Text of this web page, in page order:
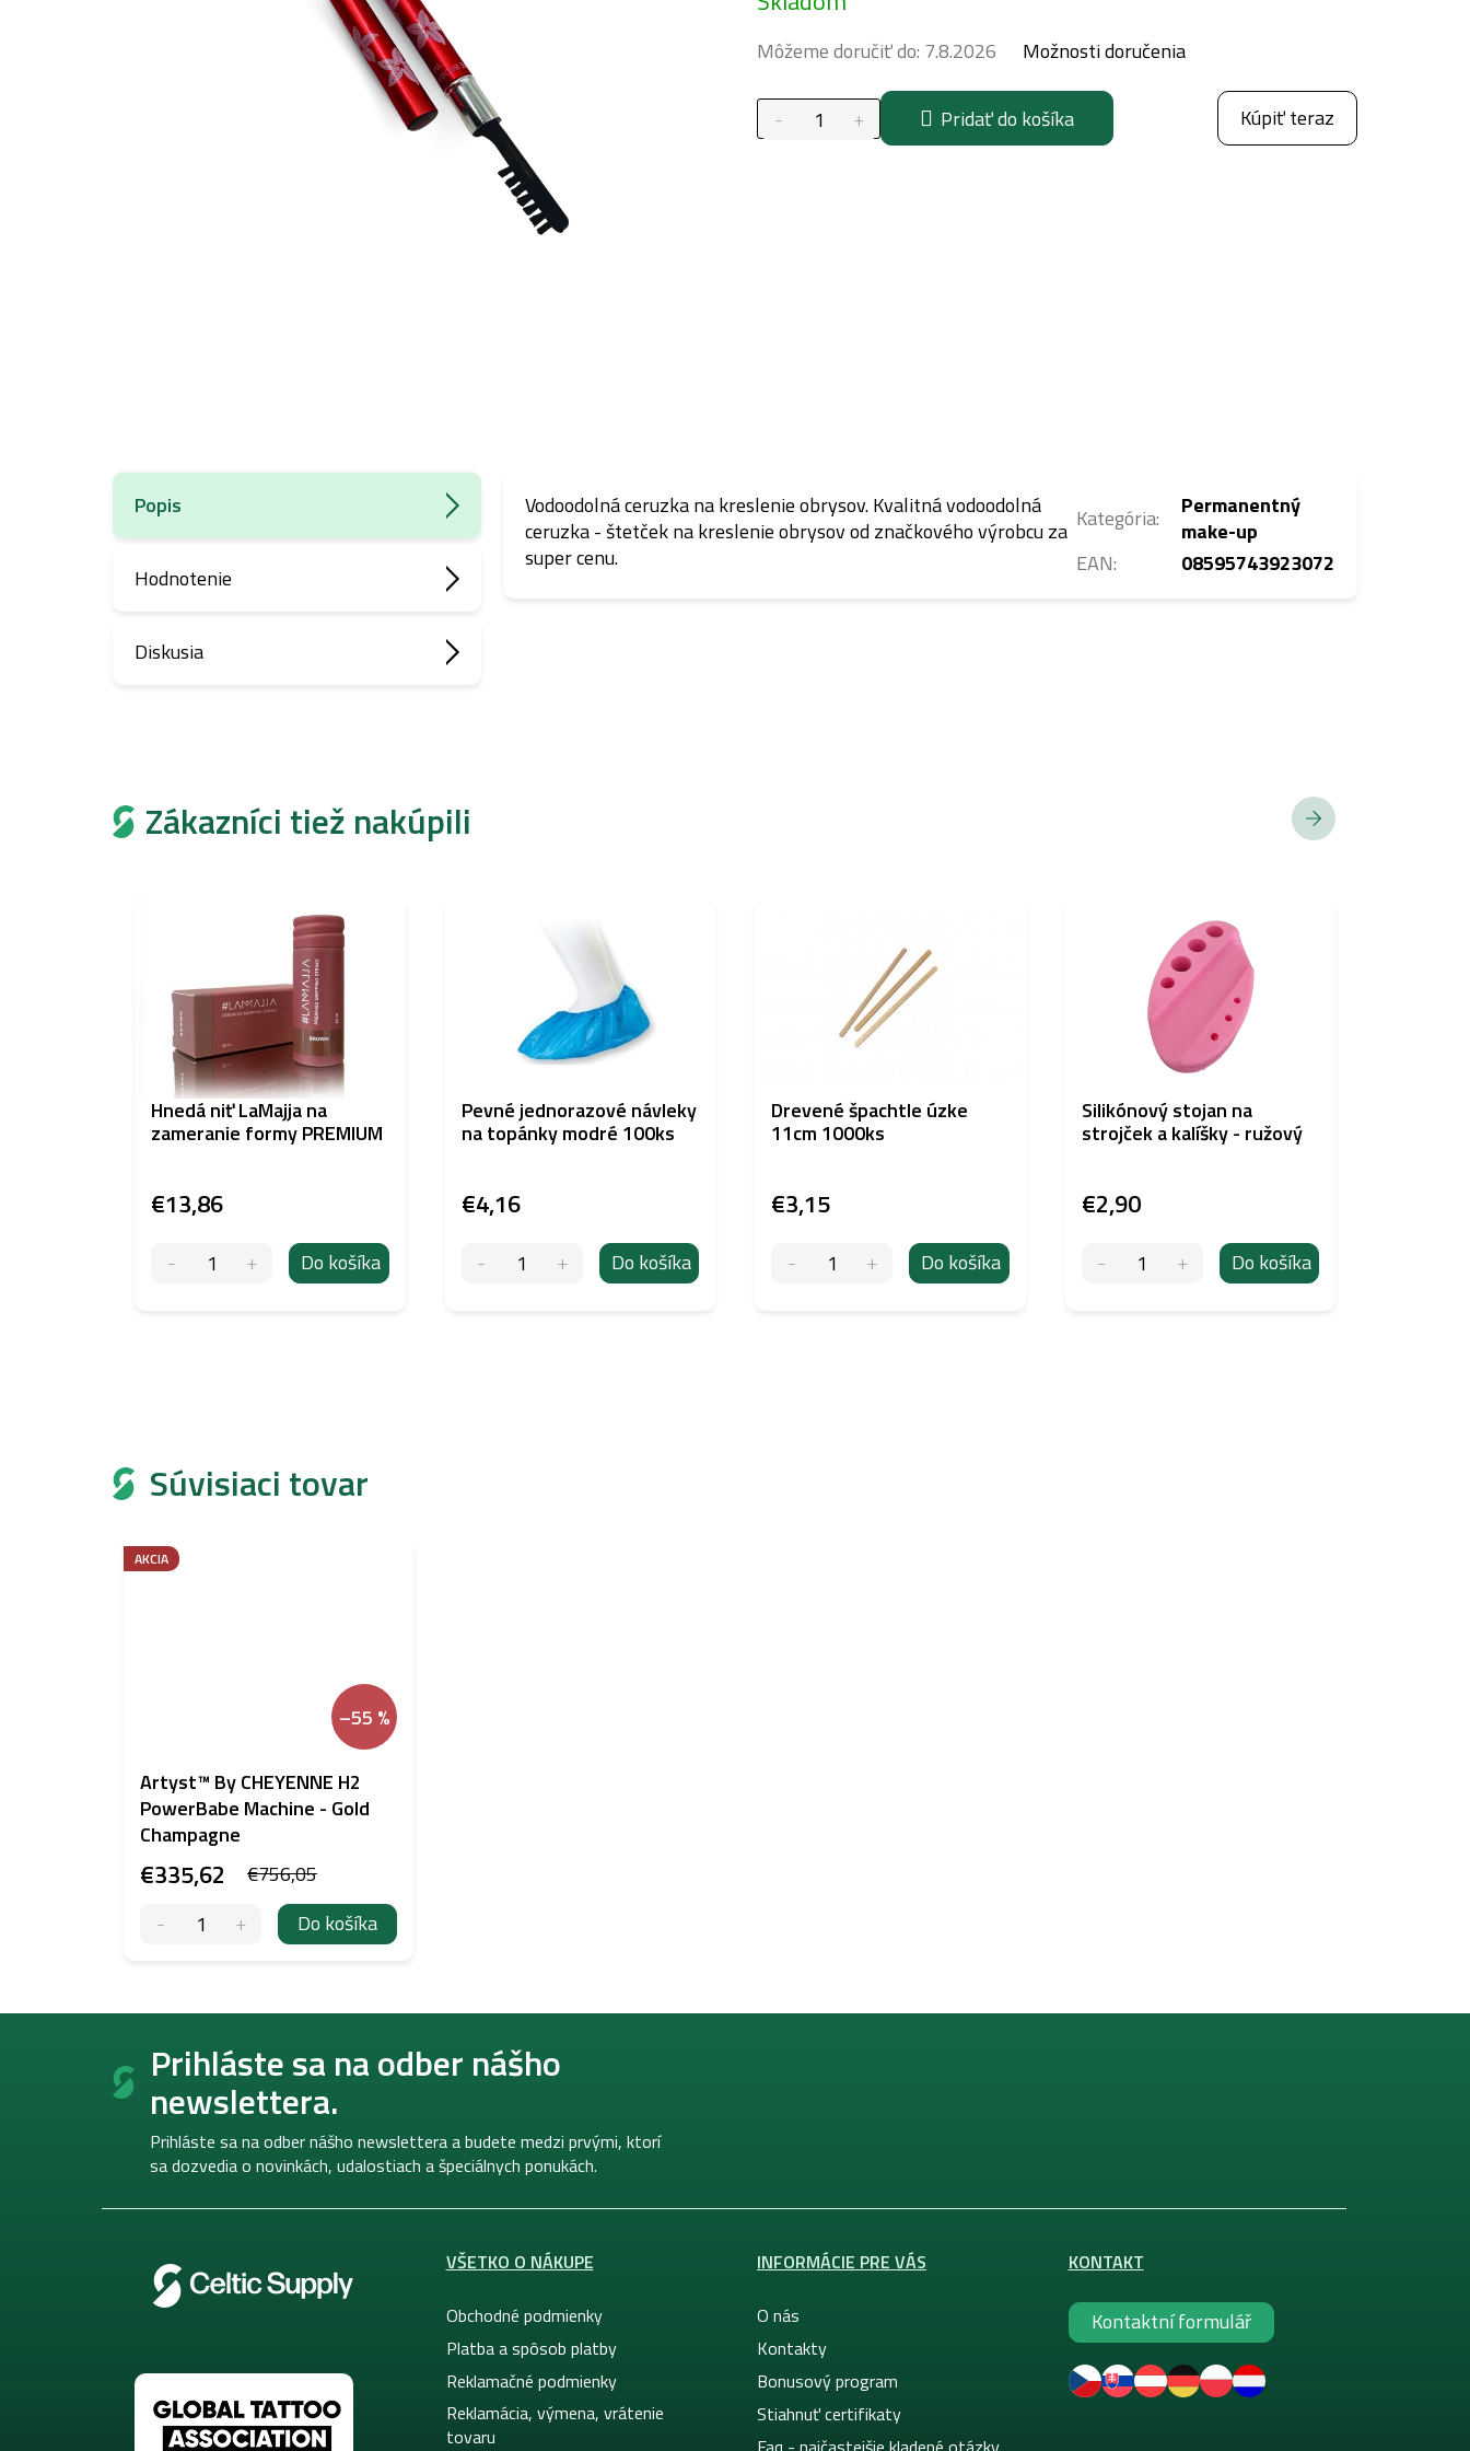
Môžeme doručiť do: 7.8.2026 Možnosti doručenia
Pridať do košíka Kúpiť teraz
Súvisiaci tovar
AKCIA
–55 %
Artyst™ By CHEYENNE H2
PowerBabe Machine - Gold
Champagne
€756,05
€335,62
Do košíka
Popis
Hodnotenie
Diskusia
Vodoodolná ceruzka na kreslenie obrysov. Kvalitná vodoodolná
ceruzka - štetček na kreslenie obrysov od značkového výrobcu za
super cenu.
Kategória:
Permanentný
make-up
EAN: 08595743923072
Zákazníci tiež nakúpili
Hnedá niť LaMajja na
zameranie formy PREMIUM
€13,86
Do košíka
Pevné jednorazové návleky
na topánky modré 100ks
€4,16
Do košíka
Drevené špachtle úzke
11cm 1000ks
€3,15
Do košíka
Silikónový stojan na
strojček a kalíšky - ružový
€2,90
Do košíka
Z
Prihláste sa na odber nášho
newslettera.
Prihláste sa na odber nášho newslettera a budete medzi prvými, ktorí
sa dozvedia o novinkách, udalostiach a špeciálnych ponukách.
VŠETKO O NÁKUPE
Obchodné podmienky
Platba a spôsob platby
Reklamačné podmienky
Reklamácia, výmena, vrátenie
tovaru
INFORMÁCIE PRE VÁS
O nás
Kontakty
Bonusový program
Stiahnuť certifikaty
KONTAKT
Kontaktní formulář